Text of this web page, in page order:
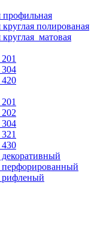
полированая
матовая